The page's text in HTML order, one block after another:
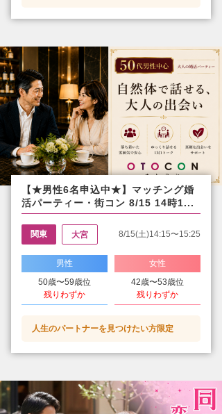
【★男性6名申込中★】マッチング婚
活パーティー・街コン 8/15 14時1...
関東 大宮 8/15(土)14:15〜15:25
男性
50歳〜59歳位
残りわずか
女性
42歳〜53歳位
残りわずか
人生のパートナーを見つけたい方限定